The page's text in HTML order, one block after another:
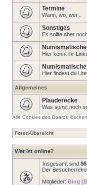
Termine
Wann, wo, wer...
Sonstiges
Es sollte aber
Hier könnt ihr
Hier findest du
Allgemeines
Plauderecke
Was sonst noch
Alle Cookies des Boards löschen
Foren-Übersicht
Wer ist online?
Insgesamt sind
Der
Mitglieder: Bing